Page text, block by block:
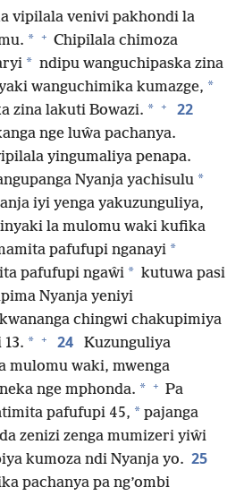
vipilala venivi pakhondi la
* + Chipilala chimoza
* ndipu wanguchipaska zina
wanguchimika kumazge, *
zina lakuti Bowazi. * + 22
nge luŵa pachanya.
yingumaliya penapa.
Nyanja yachisulu *
iyi yenga yakuzunguliya,
la mulomu waki kufika
pafufupi nganayi *
pafufupi ngaŵi * kutuwa pasi
Nyanja yeniyi
chingwi chakupimiya
* + 24
Kuzunguliya
mulomu waki, mwenga
nge mphonda. * + Pa
pafufupi 45, * pajanga
zenizi zenga mumizeri yiŵi
kumoza ndi Nyanja yo. 25
pachanya pa ng’ombi